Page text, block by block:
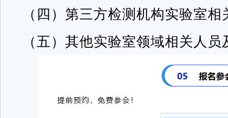
（四）第三方检测机构实验室
（五）其他实验室领域相关人